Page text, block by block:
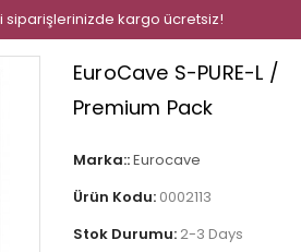
siparişlerinizde kargo ücretsiz!
EuroCave S-PURE-L /
Premium Pack
Marka::Eurocave
Ürün Kodu: 0002113
Stok Durumu: 2-3 Days